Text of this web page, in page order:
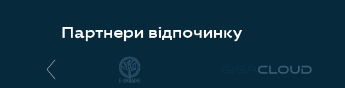
Партнери відпочинку